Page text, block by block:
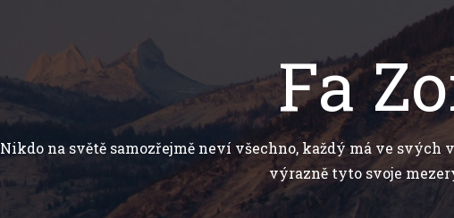
Fa
Nikdo na světě samozřejmě neví všechno, každý má ve svých
výrazně tyto svoje